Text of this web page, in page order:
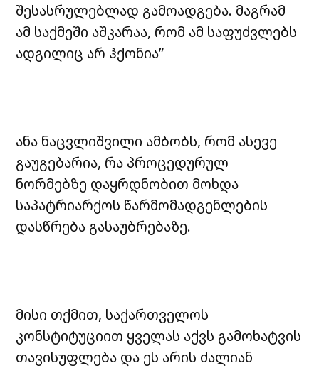
შესასრულებლად გამოადგება. მაგრამ
ამ საქმეში აშკარაა, რომ ამ საფუძვლებს
ადგილიც არ ჰქონია”
ანა ნაცვლიშვილი ამბობს, რომ ასევე
გაუგებარია, რა პროცედურულ
ნორმებზე დაყრდნობით მოხდა
საპატრიარქოს წარმომადგენლების
დასწრება გასაუბრებაზე.
მისი თქმით, საქართველოს
კონსტიტუციით ყველას აქვს გამოხატვის
თავისუფლება და ეს არის ძალიან